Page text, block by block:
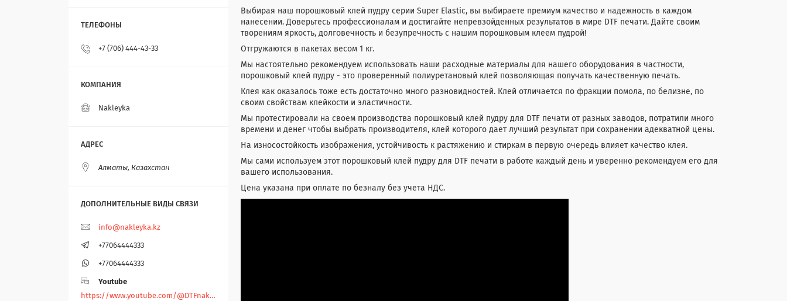
Выбирая наш порошковый клей пудру серии Super Elastic, вы выбираете премиум качество и надежность в каждом
нанесении. Доверьтесь профессионалам и достигайте непревзойденных результатов в мире DTF печати. Дайте своим
творениям яркость, долговечность и безупречность с нашим порошковым клеем пудрой!
Отгружаются в пакетах весом 1 кг.
Мы настоятельно рекомендуем использовать наши расходные материалы для нашего оборудования в частности,
порошковый клей пудру - это проверенный полиуретановый клей позволяющая получать качественную печать.
Клея как оказалось тоже есть достаточно много разновидностей. Клей отличается по фракции помола, по белизне, по
своим свойствам клейкости и эластичности.
Мы протестировали на своем производства порошковый клей пудру для DTF печати от разных заводов, потратили много
времени и денег чтобы выбрать производителя, клей которого дает лучший результат при сохранении адекватной цены.
На износостойкость изображения, устойчивость к растяжению и стиркам в первую очередь влияет качество клея.
Мы сами используем этот порошковый клей пудру для DTF печати в работе каждый день и уверенно рекомендуем его для
вашего использования.
Цена указана при оплате по безналу без учета НДС.
+7 (706) 444-43-33
Nakleyka
Алматы, Казахстан
info@nakleyka.kz
+77064444333
+77064444333
Youtube
https://www.youtube.com/@DTFnakleyka